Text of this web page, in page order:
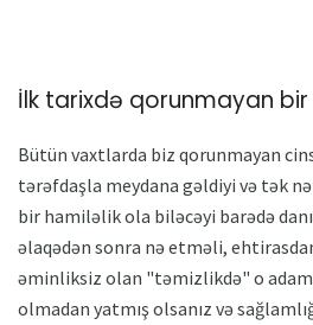
İlk tarixdə qorunmayan
Bütün vaxtlarda biz qorunmayan
tərəfdaşla meydana gəldiyi və tək
bir hamiləlik ola biləcəyi barədə
əlaqədən sonra nə etməli,
əminliksiz olan "təmizlikdə" o
olmadan yatmış olsanız və